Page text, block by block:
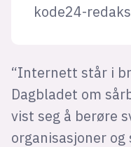
kode24-
“Internett står i
Dagbladet om
vist seg å berøre
organisasjoner og